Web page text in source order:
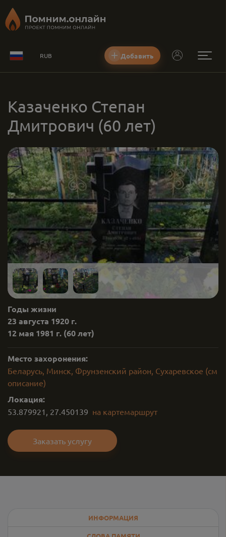
RUB Добавить
Казаченко Степан
Дмитрович (60 лет)
Годы жизни
23 августа 1920 г.
12 мая 1981 г. (60 лет)
Место захоронения:
Беларусь, Минск, Фрунзенский район, Сухаревское (см
описание)
Локация:
53.879921 , 27.450139 на картемаршрут
Заказать услугу
ИНФОРМАЦИЯ